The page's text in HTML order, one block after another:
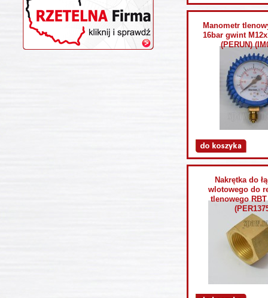
Manometr
16bar gwint
(PERUN)
Nakrętka do
wlotowego do
tlenowego RBT